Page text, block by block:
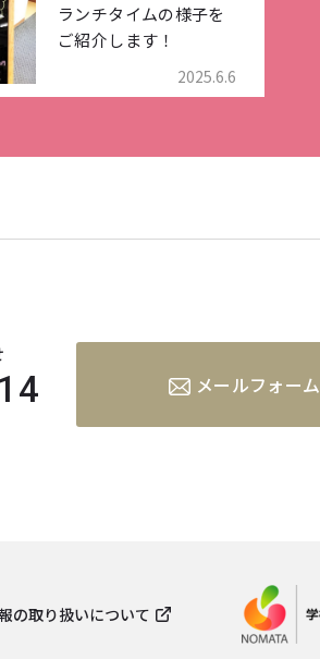
ランチタイムの様子を
ご紹介します！
2025.6.6
メールフォーム
の取り扱いについて